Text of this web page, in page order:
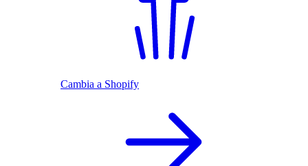
Cambia a Shopify